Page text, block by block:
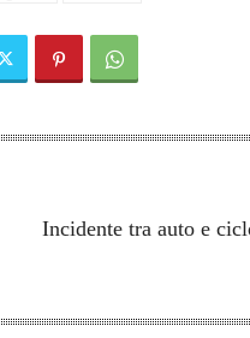
Incidente tra auto e